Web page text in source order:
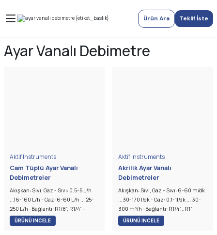
Ürün Ara Teklif İste
Ayar Vanalı Debimetre
Aktif Instruments
Cam Tüplü Ayar Vanalı
Debimetreler
Akışkan: Sıvı, Gaz - Sıvı: 0.5-5 L/h
...16-160 L/h - Gaz: 6-60 L/h ... 25-
250 L/h -Bağlantı: R1/8”, R1/4” -
Sıcaklık: Maks. 120 °C - Basınç:
PN10
ÜRÜNÜ İNCELE
Aktif Instruments
Akrilik Ayar Vanalı
Debimetreler
Akışkan: Sıvı, Gaz - Sıvı: 6-60 m/dk
...30-170 l/dk - Gaz: 0.1-1l/dk ... 30-
300 m³/h -Bağlantı: R1/4”...R1”
ÜRÜNÜ İNCELE